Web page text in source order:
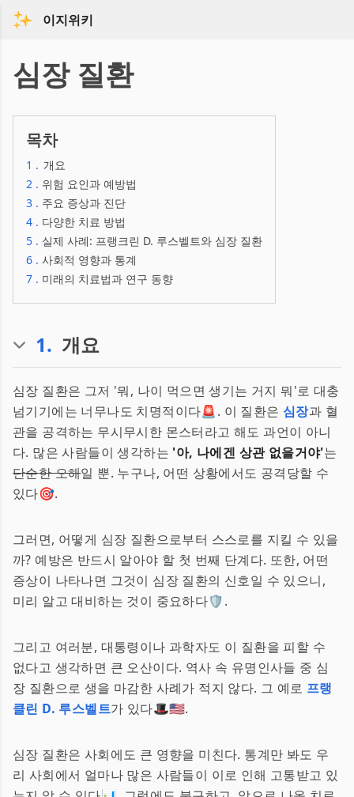
이지위키
심장 질환
목차
1 . 개요
2 . 위험 요인과 예방법
3 . 주요 증상과 진단
4 . 다양한 치료 방법
5 . 실제 사례: 프랭크린 D. 루스벨트와 심장 질환
6 . 사회적 영향과 통계
7 . 미래의 치료법과 연구 동향
1. 개요
심장 질환은 그저 '뭐, 나이 먹으면 생기는 거지 뭐'로 대충
넘기기에는 너무나도 치명적이다🚨. 이 질환은 심장과 혈
관을 공격하는 무시무시한 몬스터라고 해도 과언이 아니
다. 많은 사람들이 생각하는 '아, 나에겐 상관 없을거야'는
단순한 오해일 뿐. 누구나, 어떤 상황에서도 공격당할 수
있다🎯.
그러면, 어떻게 심장 질환으로부터 스스로를 지킬 수 있을
까? 예방은 반드시 알아야 할 첫 번째 단계다. 또한, 어떤
증상이 나타나면 그것이 심장 질환의 신호일 수 있으니,
미리 알고 대비하는 것이 중요하다🛡️.
그리고 여러분, 대통령이나 과학자도 이 질환을 피할 수
없다고 생각하면 큰 오산이다. 역사 속 유명인사들 중 심
장 질환으로 생을 마감한 사례가 적지 않다. 그 예로 프랭
클린 D. 루스벨트가 있다🎩🇺🇸.
심장 질환은 사회에도 큰 영향을 미친다. 통계만 봐도 우
리 사회에서 얼마나 많은 사람들이 이로 인해 고통받고 있